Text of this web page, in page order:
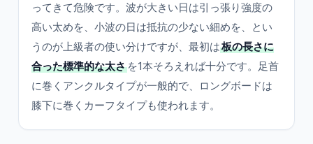
ってきて危険です。波が大きい日は引っ張り強度の
高い太めを、小波の日は抵抗の少ない細めを、とい
うのが上級者の使い分けですが、最初は板の長さに
合った標準的な太さ を1本そろえれば十分です。足首
に巻くアンクルタイプが一般的で、ロングボードは
膝下に巻くカーフタイプも使われます。